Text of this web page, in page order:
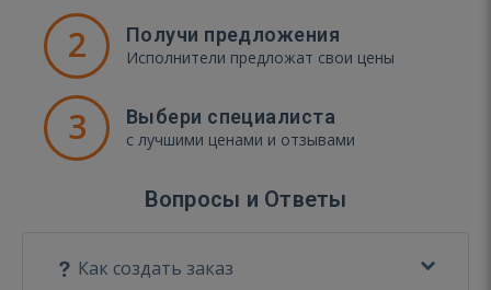
2 Получи предложения
Исполнители предложат свои цены
3 Выбери специалиста
с лучшими ценами и отзывами
Вопросы и Ответы
Как создать заказ